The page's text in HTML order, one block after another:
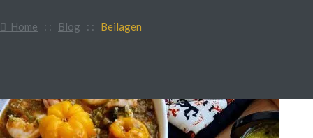
Home : : Blog : : Beilagen